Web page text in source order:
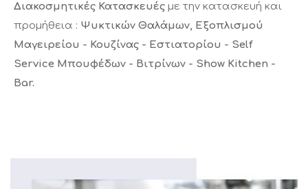
Διακοσμητικές Κατασκευές με την κατασκευή και
προμήθεια : Ψυκτικών Θαλάμων, Εξοπλισμού
Μαγειρείου - Κουζίνας - Εστιατορίου - Self
Service Μπουφέδων - Βιτρίνων - Show Kitchen -
Βar.